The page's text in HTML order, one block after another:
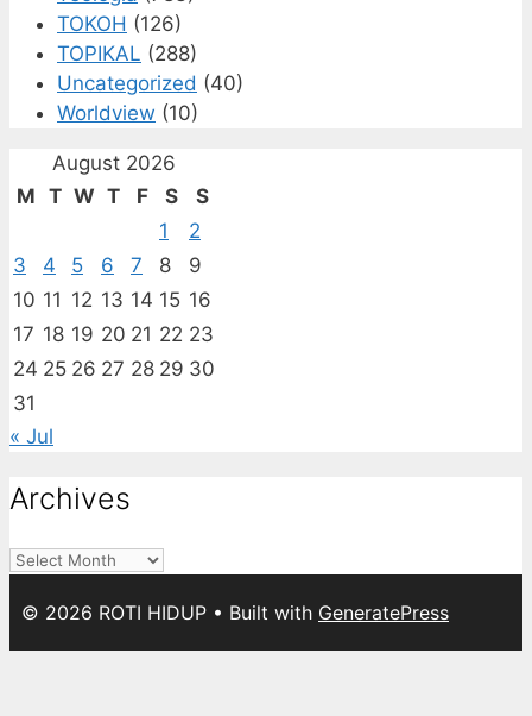
TOKOH (126)
TOPIKAL (288)
Uncategorized (40)
Worldview (10)
August 2026
M T W T F S
S
1
2
3
4 5 6 7 8
9
10 11 12 13 14 15 16
17 18 19 20 21 22 23
24 25 26 27 28 29 30
31
« Jul
Archives
Archives
© 2026 ROTI HIDUP • Built with GeneratePress